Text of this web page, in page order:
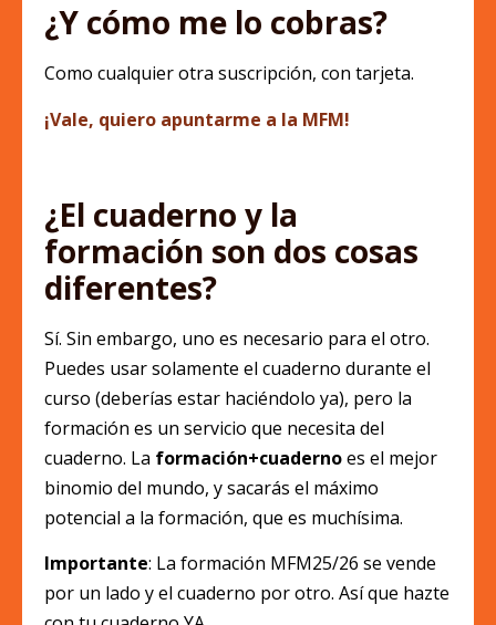
¿Y cómo me lo cobras?
Como cualquier otra suscripción, con tarjeta.
¡Vale, quiero apuntarme a la MFM!
¿El cuaderno y la
formación son dos cosas
diferentes?
Sí. Sin embargo, uno es necesario para el otro.
Puedes usar solamente el cuaderno durante el
curso (deberías estar haciéndolo ya), pero la
formación es un servicio que necesita del
cuaderno. La formación+cuadernoes el mejor
binomio del mundo, y sacarás el máximo
potencial a la formación, que es muchísima.
Importante: La formación MFM25/26 se vende
por un lado y el cuaderno por otro. Así que hazte